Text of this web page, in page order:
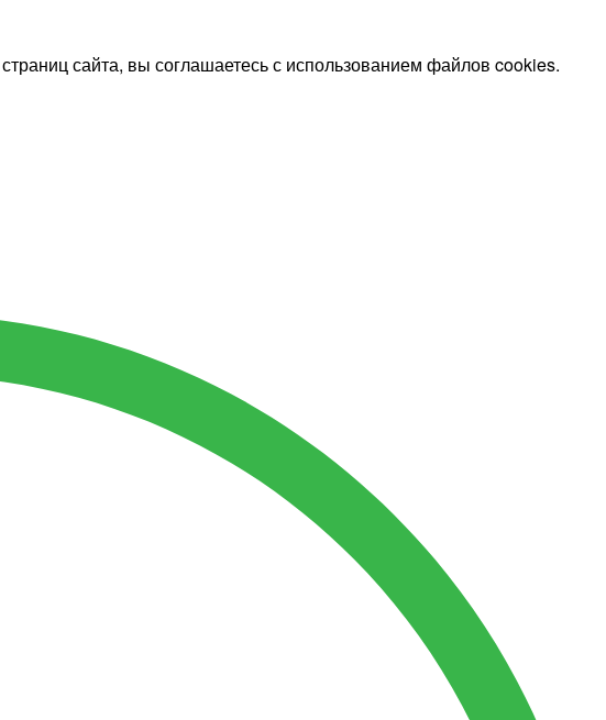
сайта, вы соглашаетесь с использованием файлов cookies.